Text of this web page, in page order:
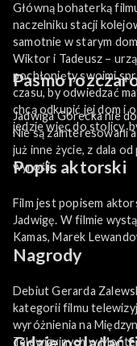
Główną bohaterką
naczelniku stacji
samotnie w starym
Wiktor i Tadeusz –
pochłonięty swoimi
czasu, by odwiedzać
chcą odkupić jej dom i
jedzie więc do stolicy,
Pasmo
Jadwiga Górecka nie
Nie są zainteresowani
już inne życie, z dala
wyrośli.
Popis aktorski
Film jest popisem
Jadwigę. W filmie
Nagrody
Debiut Gerarda
kategorii filmu
wyróżnienia na
Telewizyjnych w